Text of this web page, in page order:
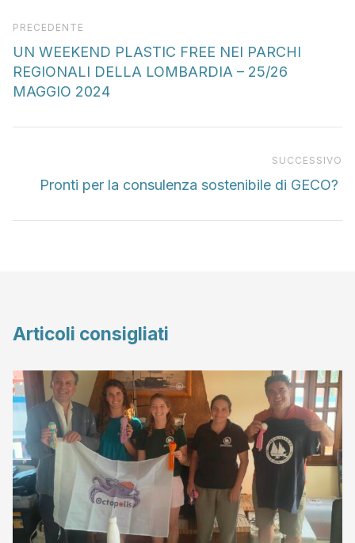
Articolo precedente
PRECEDENTE
UN WEEKEND PLASTIC FREE NEI PARCHI
REGIONALI DELLA LOMBARDIA – 25/26
MAGGIO 2024
SUCCESSIVO
Pronti per la consulenza sostenibile di GECO?
Articoli consigliati